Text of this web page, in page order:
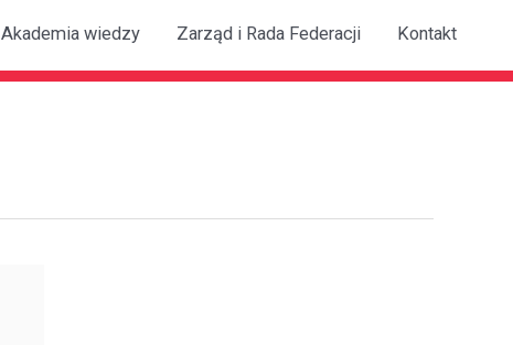
Akademia wiedzy Zarząd i Rada Federacji Kontakt